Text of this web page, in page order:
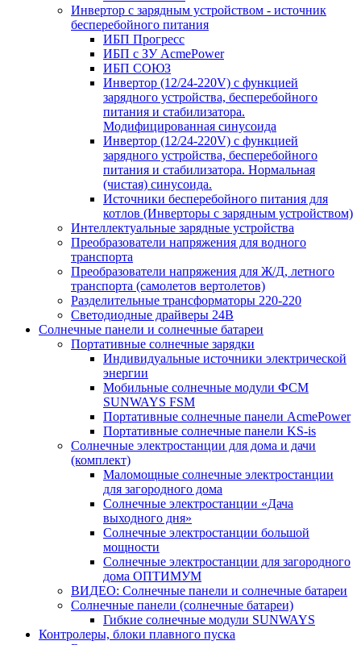
Инвертор с зарядным устройством - источник
бесперебойного питания
ИБП Прогресс
ИБП с ЗУ AcmePower
ИБП СОЮЗ
Инвертор (12/24-220V) с функцией
зарядного устройства, бесперебойного
питания и стабилизатора.
Модифицированная синусоида
Инвертор (12/24-220V) с функцией
зарядного устройства, бесперебойного
питания и стабилизатора. Нормальная
(чистая) синусоида.
Источники бесперебойного питания для
котлов (Инверторы с зарядным устройством)
Интеллектуальные зарядные устройства
Преобразователи напряжения для водного
транспорта
Преобразователи напряжения для Ж/Д, летного
транспорта (самолетов вертолетов)
Разделительные трансформаторы 220-220
Светодиодные драйверы 24В
Солнечные панели и солнечные батареи
Портативные солнечные зарядки
Индивидуальные источники электрической
энергии
Мобильные солнечные модули ФСМ
SUNWAYS FSM
Портативные солнечные панели AcmePower
Портативные солнечные панели KS-is
Солнечные электростанции для дома и дачи
(комплект)
Маломощные солнечные электростанции
для загородного дома
Солнечные электростанции «Дача
выходного дня»
Солнечные электростанции большой
мощности
Солнечные электростанции для загородного
дома ОПТИМУМ
ВИДЕО: Солнечные панели и солнечные батареи
Солнечные панели (солнечные батареи)
Гибкие солнечные модули SUNWAYS
Контролеры, блоки плавного пуска